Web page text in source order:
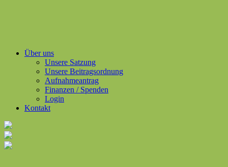
Über uns
Unsere Satzung
Unsere Beitragsordnung
Aufnahmeantrag
Finanzen / Spenden
Login
Kontakt